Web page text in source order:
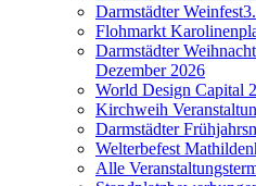
Darmstädter Weinfest
Flohmarkt
Darmstädter
Dezember 2026
World Design Capital
Kirchweih
Darmstädter
Welterbefest
Alle